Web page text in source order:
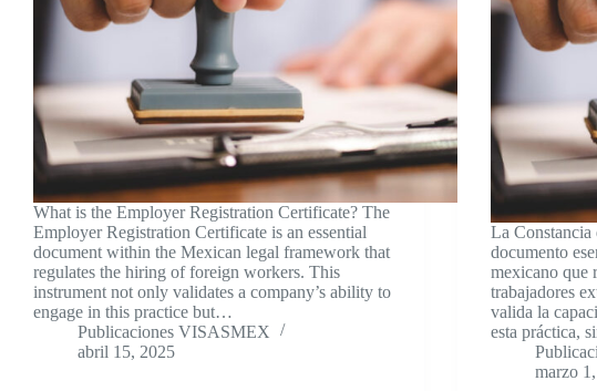
What is the Employer Registration Certificate? The
Employer Registration Certificate is an essential
document within the Mexican legal framework that
regulates the hiring of foreign workers. This
instrument not only validates a company’s ability to
engage in this practice but…
Publicaciones VISASMEX
abril 15, 2025
La Constancia
documento
mexicano que
trabajadores
valida la
esta práctica,
marzo